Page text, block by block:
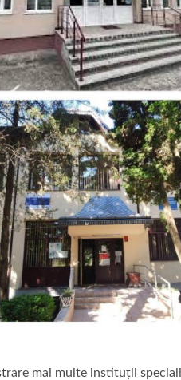
mai multe instituții